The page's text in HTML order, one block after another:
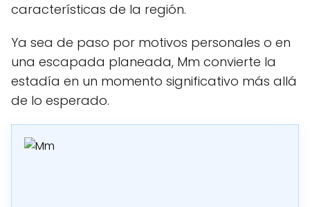
características de la región.
Ya sea de paso por motivos personales o en
una escapada planeada, Mm convierte la
estadía en un momento significativo más allá
de lo esperado.